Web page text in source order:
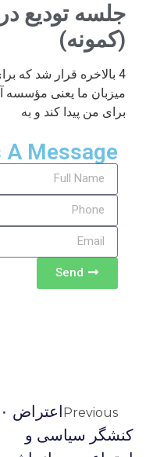
جلسه تودیع
(کمونه)
4 بالاخره قرار شد که
میزبان ما یعنی مؤسسه
برای من پیدا کند و به
A Message
Send
Previous
کنشگر سیاسی و